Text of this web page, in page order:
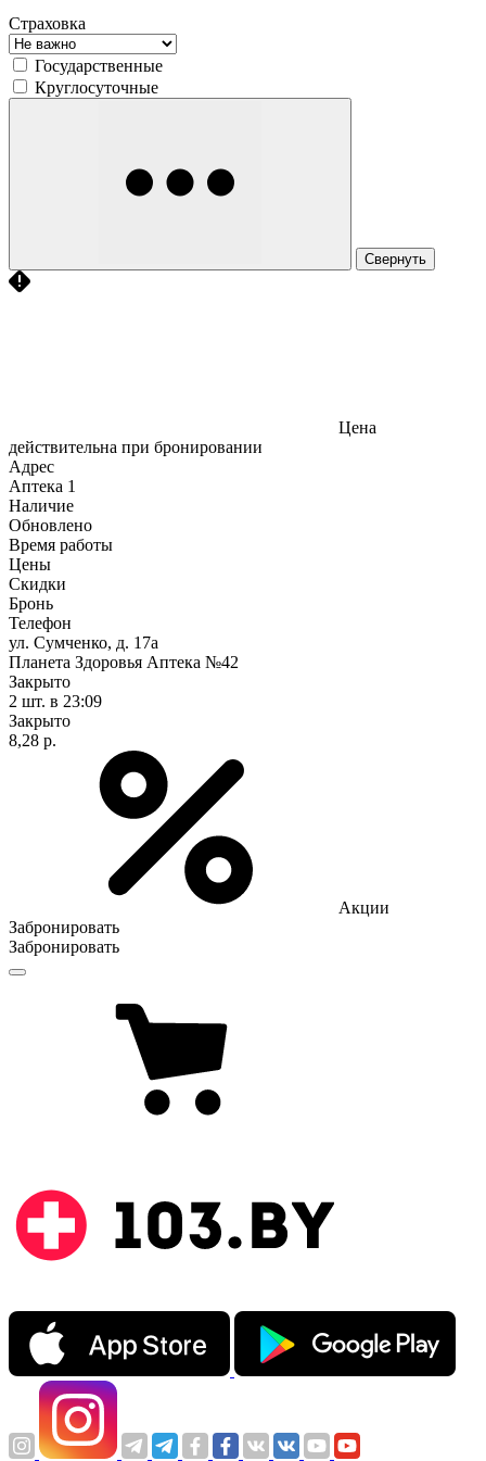
Страховка
Государственные
Круглосуточные
Свернуть
Цена
действительна при бронировании
Адрес
Аптека 1
Наличие
Обновлено
Время работы
Цены
Скидки
Бронь
Телефон
ул. Сумченко, д. 17а
Планета Здоровья Аптека №42
Закрыто
2 шт. в 23:09
Закрыто
8,28 р.
Акции
Забронировать
Забронировать